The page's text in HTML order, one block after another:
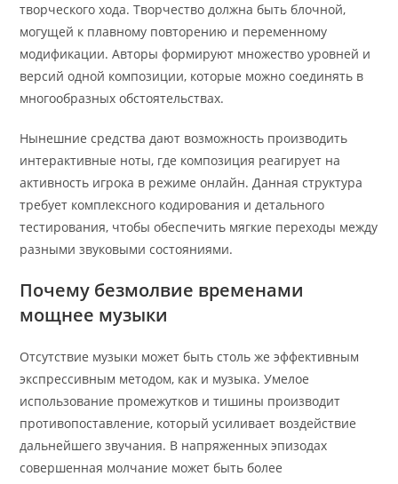
творческого хода. Творчество должна быть блочной,
могущей к плавному повторению и переменному
модификации. Авторы формируют множество уровней и
версий одной композиции, которые можно соединять в
многообразных обстоятельствах.
Нынешние средства дают возможность производить
интерактивные ноты, где композиция реагирует на
активность игрока в режиме онлайн. Данная структура
требует комплексного кодирования и детального
тестирования, чтобы обеспечить мягкие переходы между
разными звуковыми состояниями.
Почему безмолвие временами
мощнее музыки
Отсутствие музыки может быть столь же эффективным
экспрессивным методом, как и музыка. Умелое
использование промежутков и тишины производит
противопоставление, который усиливает воздействие
дальнейшего звучания. В напряженных эпизодах
совершенная молчание может быть более